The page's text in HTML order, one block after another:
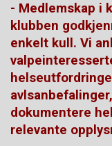
- Medlemskap i
klubben
enkelt kull. Vi
dokumentere
relevante